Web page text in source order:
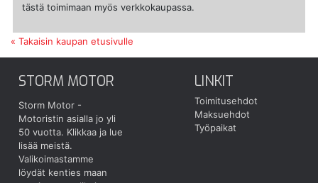
tästä toimimaan myös verkkokaupassa.
« Takaisin kaupan etusivulle
STORM MOTOR
Storm Motor -
Motoristin asialla jo yli
50 vuotta. Klikkaa ja lue
lisää meistä.
Valikoimastamme
löydät kenties maan
LINKIT
Toimitusehdot
Maksuehdot
Työpaikat